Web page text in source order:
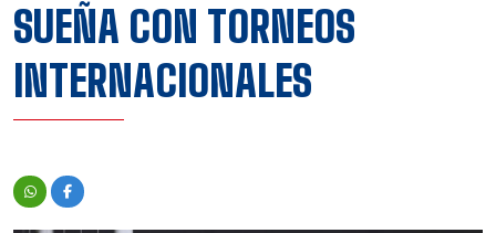
SUEÑA CON TORNEOS
INTERNACIONALES